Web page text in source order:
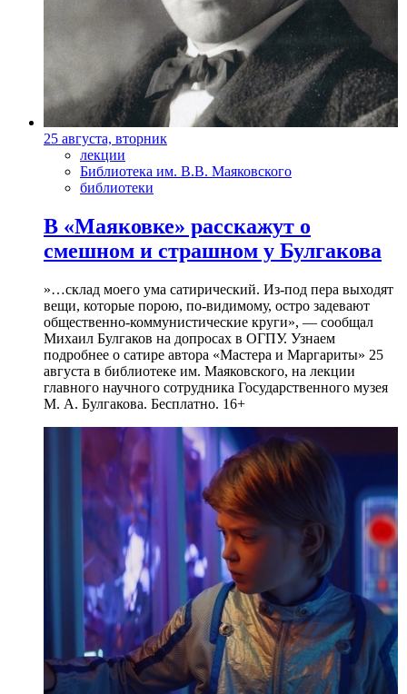
25 августа, вторник
лекции
Библиотека им. В.В. Маяковского
библиотеки
В «Маяковке» расскажут о
смешном и страшном у Булгакова
»…склад моего ума сатирический. Из-под пера выходят
вещи, которые порою, по-видимому, остро задевают
общественно-коммунистические круги», — сообщал
Михаил Булгаков на допросах в ОГПУ. Узнаем
подробнее о сатире автора «Мастера и Маргариты» 25
августа в библиотеке им. Маяковского, на лекции
главного научного сотрудника Государственного музея
М. А. Булгакова. Бесплатно. 16+